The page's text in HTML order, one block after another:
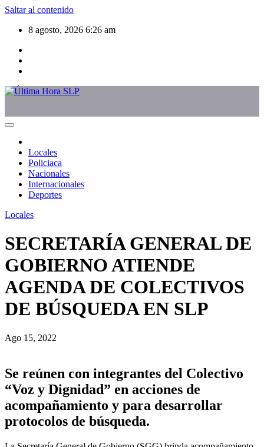
Saltar al contenido
8 agosto, 2026 6:26 am
Locales
Policiaca
Nacionales
Internacionales
Deportes
Locales
SECRETARÍA GENERAL DE
GOBIERNO ATIENDE
AGENDA DE COLECTIVOS
DE BÚSQUEDA EN SLP
Ago 15, 2022
Se reúnen con integrantes del Colectivo
“Voz y Dignidad” en acciones de
acompañamiento y para desarrollar
protocolos de búsqueda.